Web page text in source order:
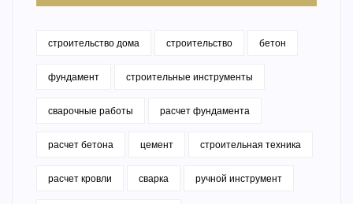
строительство дома строительство бетон
фундамент строительные инструменты
сварочные работы расчет фундамента
расчет бетона цемент строительная техника
расчет кровли сварка ручной инструмент